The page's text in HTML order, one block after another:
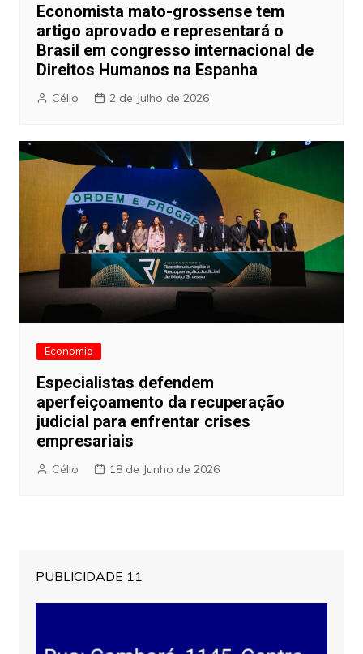
Economista mato-grossense tem
artigo aprovado e representará o
Brasil em congresso internacional de
Direitos Humanos na Espanha
Célio 2 de Julho de 2026
Economia
Especialistas defendem
aperfeiçoamento da recuperação
judicial para enfrentar crises
empresariais
Célio 18 de Junho de 2026
PUBLICIDADE 11